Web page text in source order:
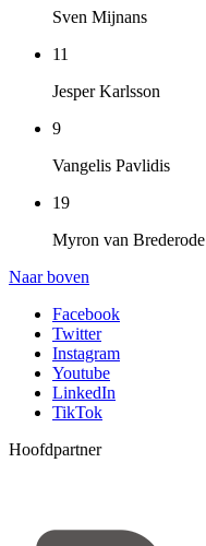
Sven Mijnans
11
Jesper Karlsson
9
Vangelis Pavlidis
19
Myron van Brederode
Naar boven
Facebook
Twitter
Instagram
Youtube
LinkedIn
TikTok
Hoofdpartner